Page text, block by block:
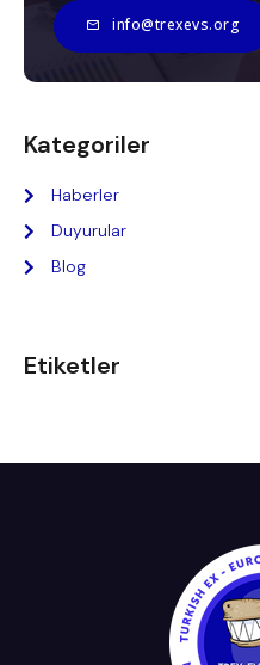
info@trexevs.org
Kategoriler
Haberler
Duyurular
Blog
Etiketler